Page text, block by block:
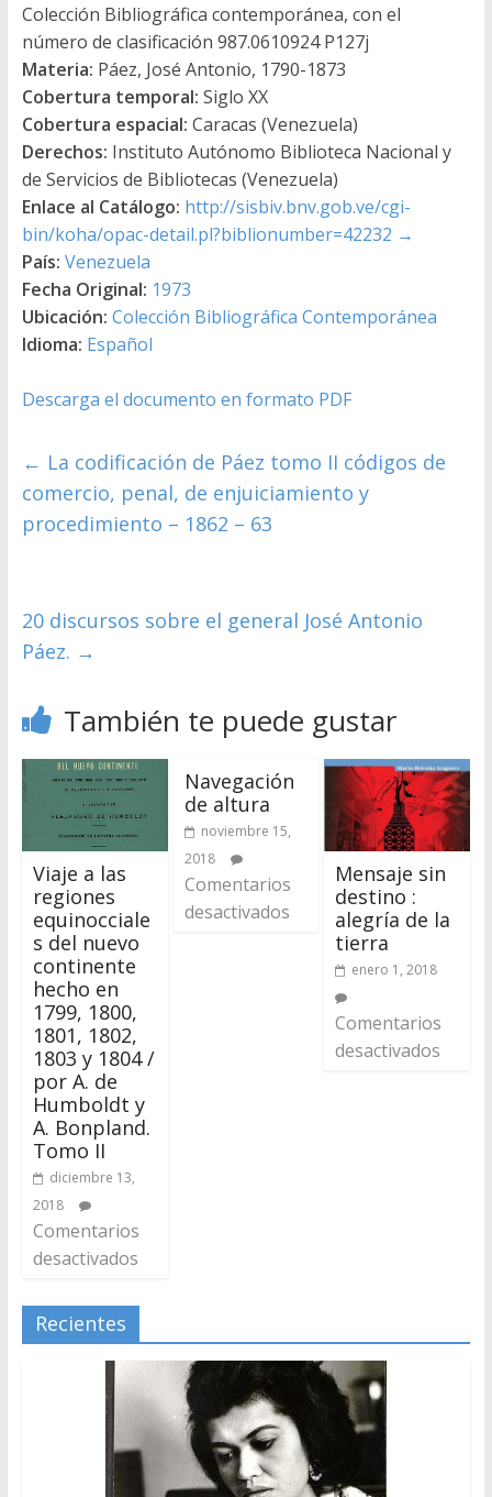
Colección Bibliográfica contemporánea, con el
número de clasificación 987.0610924 P127j
Materia: Páez, José Antonio, 1790-1873
Cobertura temporal: Siglo XX
Cobertura espacial: Caracas (Venezuela)
Derechos: Instituto Autónomo Biblioteca Nacional y
de Servicios de Bibliotecas (Venezuela)
Enlace al Catálogo: http://sisbiv.bnv.gob.ve/cgi-
bin/koha/opac-detail.pl?biblionumber=42232 →
País: Venezuela
Fecha Original: 1973
Ubicación: Colección Bibliográfica Contemporánea
Idioma: Español
Descarga el documento en formato PDF
← La codificación de Páez tomo II códigos de
comercio, penal, de enjuiciamiento y
procedimiento – 1862 – 63
20 discursos sobre el general José Antonio
Páez. →
También te puede gustar
Viaje a las
regiones
equinocciale
s del nuevo
continente
hecho en
1799, 1800,
1801, 1802,
1803 y 1804 /
por A. de
Humboldt y
A. Bonpland.
Tomo II
diciembre 13,
2018
Comentarios
desactivados
Navegación
de altura
noviembre 15,
2018
Comentarios
desactivados
Mensaje sin
destino :
alegría de la
tierra
enero 1, 2018
Comentarios
desactivados
Recientes